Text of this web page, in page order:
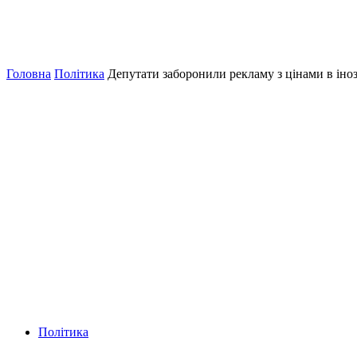
Головна Політика Депутати заборонили рекламу з цінами в
Політика